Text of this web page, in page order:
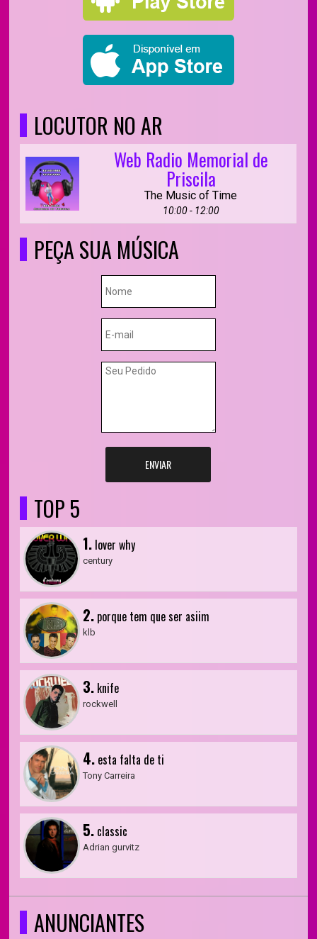
LOCUTOR NO AR
Web Radio Memorial de
Priscila
The Music of Time
10:00 - 12:00
PEÇA SUA MÚSICA
ENVIAR
TOP 5
1. lover why
century
2. porque tem que ser asiim
klb
3. knife
rockwell
4. esta falta de ti
Tony Carreira
5. classic
Adrian gurvitz
ANUNCIANTES